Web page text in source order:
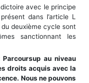
avec le principe
dans l’article L
deuxième cycle sont
sanctionnant les
au niveau
droits acquis avec la
Nous ne pouvons